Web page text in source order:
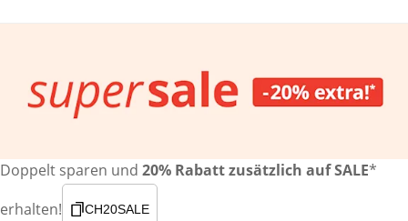
Doppelt sparen und 20% Rabatt zusätzlich auf SALE*
erhalten!
CH20SALE